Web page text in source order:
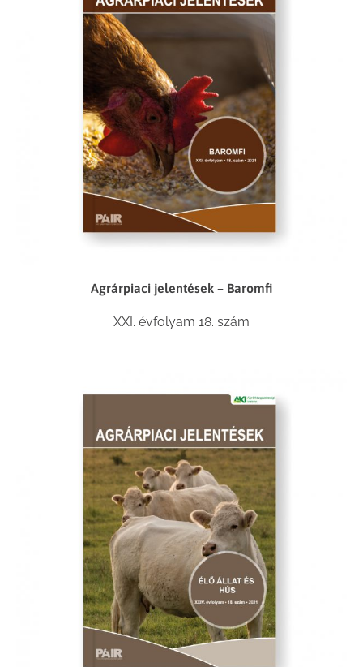
Agrárpiaci jelentések – Baromfi
XXI. évfolyam 18. szám